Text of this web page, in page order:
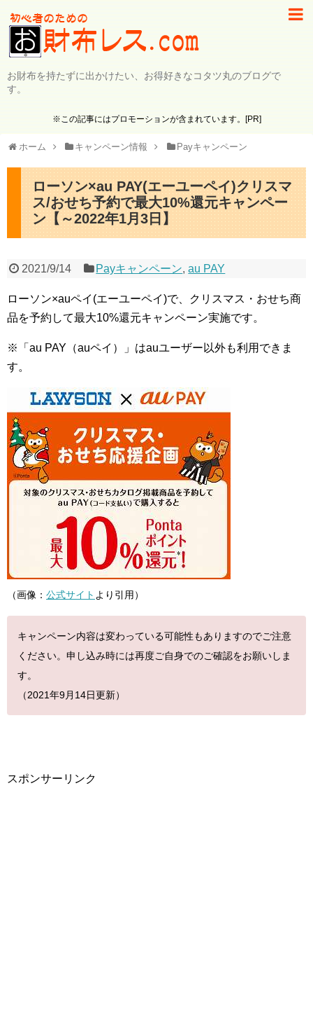
お財布を持たずに出かけたい、お得好きなコタツ丸のブログで
す。
※この記事にはプロモーションが含まれています。[PR]
ホーム キャンペーン情報 Payキャンペーン
ローソン×au PAY(エーユーペイ)クリスマ
ス/おせち予約で最大10%還元キャンペー
ン【～2022年1月3日】
2021/9/14 Payキャンペーン,au PAY
ローソン×auペイ(エーユーペイ)で、クリスマス・おせち商
品を予約して最大10%還元キャンペーン実施です。
※「au PAY（auペイ）」はauユーザー以外も利用できま
す。
（画像： 公式サイト より引用）
キャンペーン内容は変わっている可能性もありますのでご注意
ください。申し込み時には再度ご自身でのご確認をお願いしま
す。
（2021年9月14日更新）
スポンサーリンク